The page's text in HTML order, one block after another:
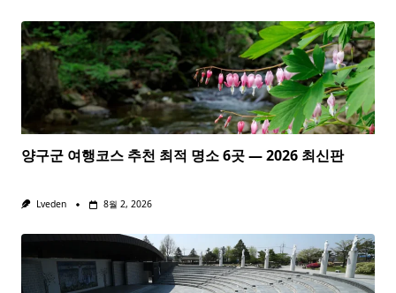
양구군 여행코스 추천 최적 명소 6곳 — 2026 최신판
Lveden 8월 2, 2026